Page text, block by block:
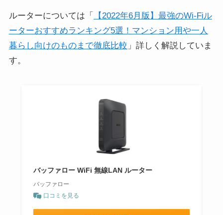
ルーターについては「
【2022年6月版】最強のWi-Fiル
ーターおすすめランキング5選！マンション用や一人
暮らし向けのものまで徹底比較 」詳しく解説していま
す。
バッファロー WiFi 無線LAN ルーター
バッファロー
口コミを見る